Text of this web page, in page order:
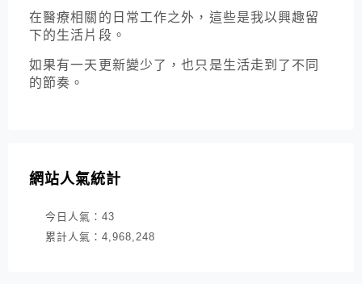
在醫療相關的日常工作之外，這些是我以興趣留
下的生活片段。
如果有一天更新變少了，也只是生活走到了不同
的節奏。
網站人氣統計
今日人氣： 43
累計人氣： 4,968,248